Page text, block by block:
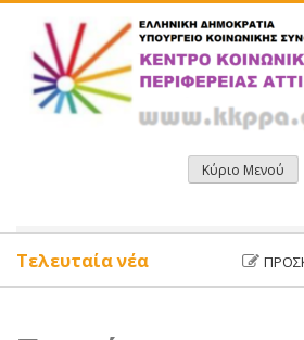
περιεχόμενο
Κύριο Μενού
Τελευταία νέα